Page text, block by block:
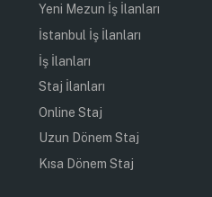
Yeni Mezun İş İlanları
İstanbul İş İlanları
İş İlanları
Staj İlanları
Online Staj
Uzun Dönem Staj
Kısa Dönem Staj